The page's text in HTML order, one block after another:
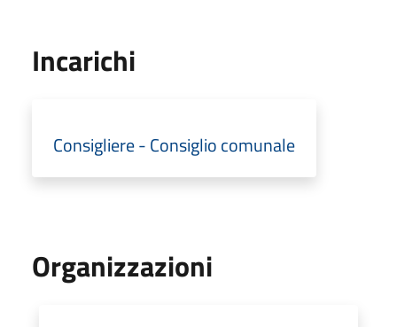
Incarichi
Consigliere - Consiglio comunale
Organizzazioni